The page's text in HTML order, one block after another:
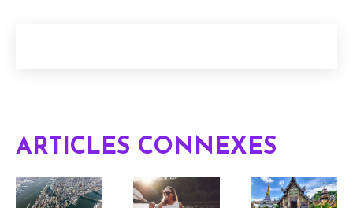
ARTICLES CONNEXES